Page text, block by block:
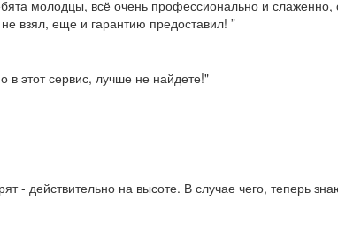
молодцы, всё очень профессионально и слаженно,
взял, еще и гарантию предоставил! ”
этот сервис, лучше не найдете!"
- действительно на высоте. В случае чего, теперь